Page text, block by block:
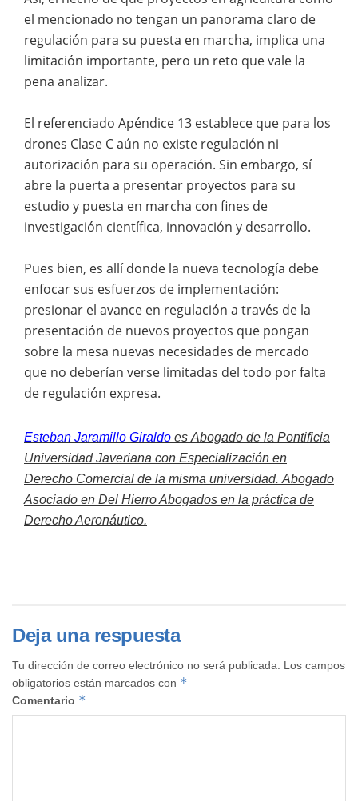
el mencionado no tengan un panorama claro de
regulación para su puesta en marcha, implica una
limitación importante, pero un reto que vale la
pena analizar.
El referenciado Apéndice 13 establece que para los
drones Clase C aún no existe regulación ni
autorización para su operación. Sin embargo, sí
abre la puerta a presentar proyectos para su
estudio y puesta en marcha con fines de
investigación científica, innovación y desarrollo.
Pues bien, es allí donde la nueva tecnología debe
enfocar sus esfuerzos de implementación:
presionar el avance en regulación a través de la
presentación de nuevos proyectos que pongan
sobre la mesa nuevas necesidades de mercado
que no deberían verse limitadas del todo por falta
de regulación expresa.
Esteban Jaramillo Giraldo es Abogado de la Pontificia
Universidad Javeriana con Especialización en
Derecho Comercial de la misma universidad. Abogado
Asociado en Del Hierro Abogados en la práctica de
Derecho Aeronáutico.
Deja una respuesta
Tu dirección de correo electrónico no será publicada.
Los campos
obligatorios están marcados con *
Comentario *